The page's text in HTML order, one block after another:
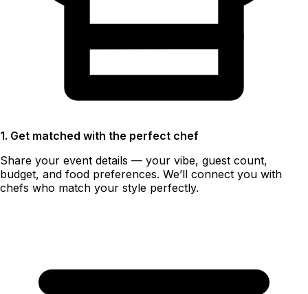
1. Get matched with the perfect chef
Share your event details — your vibe, guest count,
budget, and food preferences. We’ll connect you with
chefs who match your style perfectly.